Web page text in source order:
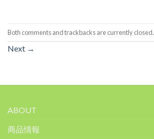
Both comments and trackbacks are currently closed.
Next →
ABOUT
商品情報